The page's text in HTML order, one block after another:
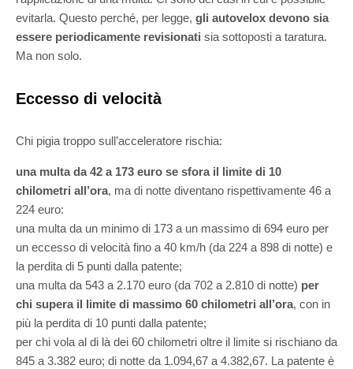
evitarla. Questo perché, per legge, gli autovelox devono sia
essere periodicamente revisionati sia sottoposti a taratura.
Ma non solo.
Eccesso di velocità
Chi pigia troppo sull’acceleratore rischia:
una multa da 42 a 173 euro se sfora il limite di 10
chilometri all’ora, ma di notte diventano rispettivamente 46 a
224 euro:
una multa da un minimo di 173 a un massimo di 694 euro per
un eccesso di velocità fino a 40 km/h (da 224 a 898 di notte) e
la perdita di 5 punti dalla patente;
una multa da 543 a 2.170 euro (da 702 a 2.810 di notte) per
chi supera il limite di massimo 60 chilometri all’ora, con in
più la perdita di 10 punti dalla patente;
per chi vola al di là dei 60 chilometri oltre il limite si rischiano da
845 a 3.382 euro; di notte da 1.094,67 a 4.382,67. La patente è